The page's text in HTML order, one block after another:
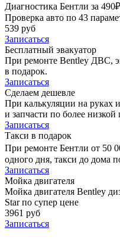
Диагностика Бентли за 490₽
Проверка авто по 43
539 руб
Записаться
Бесплатный эвакуатор
При ремонте Bentley ДВС,
в подарок.
Записаться
Сделаем дешевле
При калькуляции на руках
и запчасти по более низкой
Записаться
Такси в подарок
При ремонте Бентли от 50
одного дня, такси до дома
Записаться
Мойка двигателя
Мойка двигателя Bentley
Star по супер цене
3961 руб
Записаться